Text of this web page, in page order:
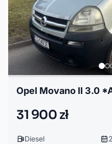
31 900 zł
Diesel